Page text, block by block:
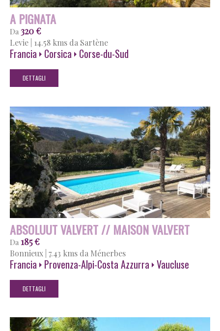
A PIGNATA
Da 320 €
Levie 14.58 kms da Sartène
Francia Corsica Corse-du-Sud
DETTAGLI
ABSOLUUT VALVERT // MAISON VALVERT
Da 185 €
Bonnieux 7.43 kms da Ménerbes
Francia Provenza-Alpi-Costa Azzurra Vaucluse
DETTAGLI